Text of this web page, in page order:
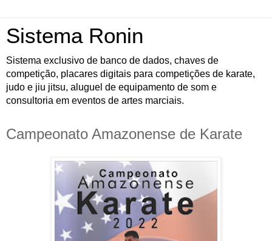
Sistema Ronin
Sistema exclusivo de banco de dados, chaves de
competição, placares digitais para competições de karate,
judo e jiu jitsu, aluguel de equipamento de som e
consultoria em eventos de artes marciais.
Campeonato Amazonense de Karate